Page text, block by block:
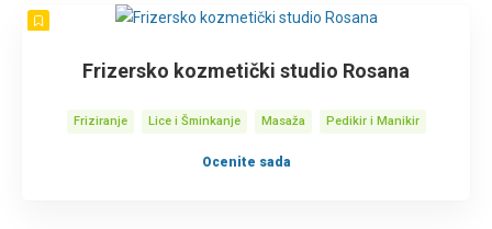
Frizersko kozmetički studio Rosana
Friziranje Lice i Šminkanje Masaža Pedikir i Manikir
Ocenite sada